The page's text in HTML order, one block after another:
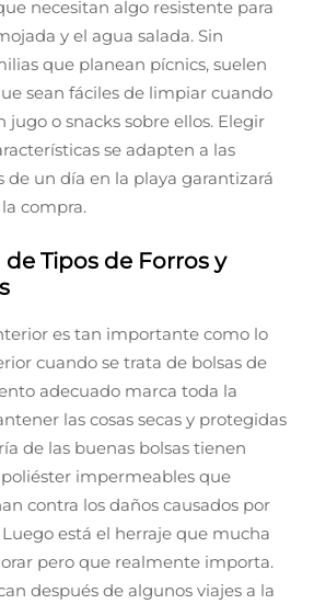
necesitan algo resistente para
y el agua salada. Sin
que planean pícnics, suelen
sean fáciles de limpiar cuando
jugo o snacks sobre ellos. Elegir
se adapten a las
de un día en la playa garantizará
compra.
Tipos de Forros y
es tan importante como lo
cuando se trata de bolsas de
adecuado marca toda la
las cosas secas y protegidas
de las buenas bolsas tienen
impermeables que
contra los daños causados por
está el herraje que mucha
pero que realmente importa.
después de algunos viajes a la